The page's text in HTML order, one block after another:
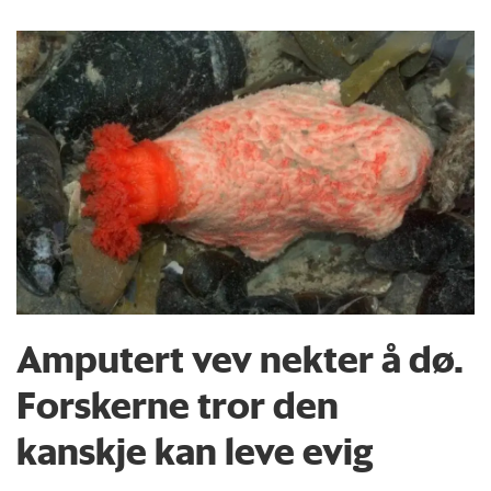
Amputert vev nekter å dø.
Forskerne tror den
kanskje kan leve evig